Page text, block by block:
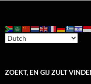
ZOEKT, EN GIJ ZULT